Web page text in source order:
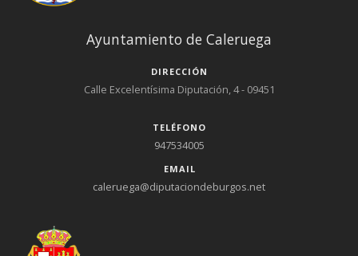
Ayuntamiento de Caleruega
DIRECCIÓN
Calle Excelentísima Diputación, 4 - 09451
TELÉFONO
947534005
EMAIL
caleruega@diputaciondeburgos.net